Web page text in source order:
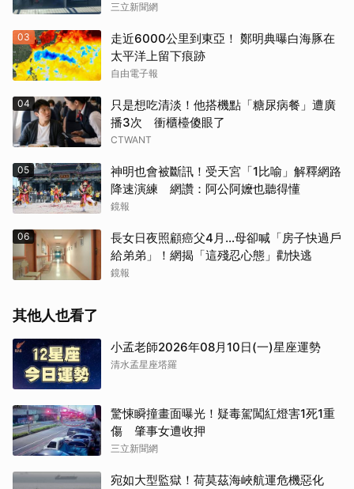
三立新聞網
03
走近6000公里到東亞！ 鄭明典曝白海豚在
太平洋上留下痕跡
自由電子報
04
只是想吃清淡！他搭機點「糖尿病餐」遭廣
播3次 衝櫃檯傻眼了
CTWANT
05
神明也會被斷訊！受天宮「1比喻」解釋網路
降速演練 網讚：阿公阿嬤也聽得懂
鏡報
06
長女日夜照顧癌父4月…母卻喊「房子快過戶
給弟弟」！網揭「這殘忍心態」勸快逃
鏡報
其他人也看了
小孟老師2026年08月10日(一)星座運勢
清水孟星座塔羅
驚悚瞬撞畫面曝光！疑毒駕闖紅燈害1死1重
傷 肇事女遭收押
三立新聞網
宛如大型監獄！荷莫茲海峽航運危機惡化